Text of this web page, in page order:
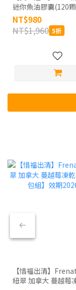
迷你魚油膠囊(120
NT$980
NT$1,960 5折
【惜福出清】
紐翠 加拿大 蔓越莓